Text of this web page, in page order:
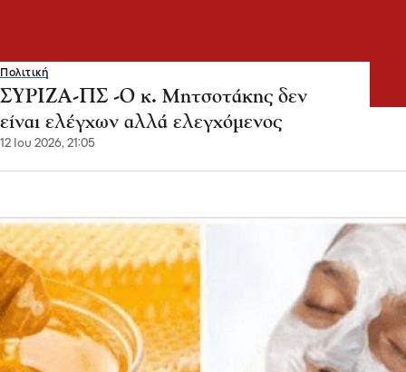
Πολιτική
ΣΥΡΙΖΑ-ΠΣ -Ο κ. Μητσοτάκης δεν
είναι ελέγχων αλλά ελεγχόμενος
12 Ιου 2026, 21:05